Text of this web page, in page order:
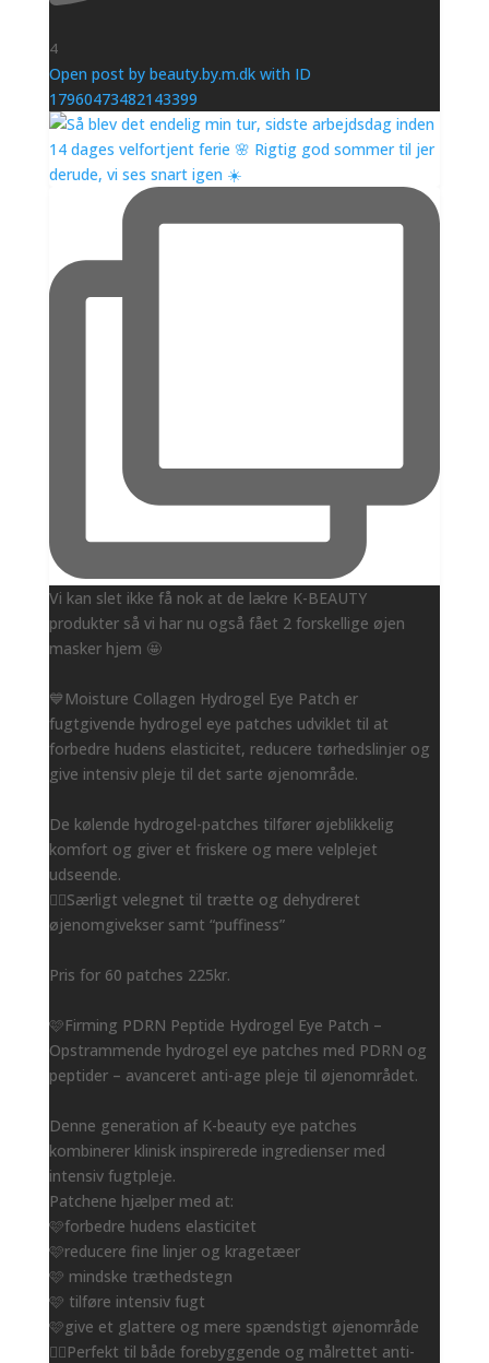
4
Open post by beauty.by.m.dk with ID
17960473482143399
Vi kan slet ikke få nok at de lækre K-BEAUTY
produkter så vi har nu også fået 2 forskellige øjen
masker hjem 🤩
💙Moisture Collagen Hydrogel Eye Patch er
fugtgivende hydrogel eye patches udviklet til at
forbedre hudens elasticitet, reducere tørhedslinjer og
give intensiv pleje til det sarte øjenområde.
De kølende hydrogel-patches tilfører øjeblikkelig
komfort og giver et friskere og mere velplejet
udseende.
👌🏻Særligt velegnet til trætte og dehydreret
øjenomgivekser samt “puffiness”
Pris for 60 patches 225kr.
🩷Firming PDRN Peptide Hydrogel Eye Patch –
Opstrammende hydrogel eye patches med PDRN og
peptider – avanceret anti-age pleje til øjenområdet.
Denne generation af K-beauty eye patches
kombinerer klinisk inspirerede ingredienser med
intensiv fugtpleje.
Patchene hjælper med at:
🩷forbedre hudens elasticitet
🩷reducere fine linjer og kragetæer
🩷 mindske træthedstegn
🩷 tilføre intensiv fugt
🩷give et glattere og mere spændstigt øjenområde
👌🏻Perfekt til både forebyggende og målrettet anti-